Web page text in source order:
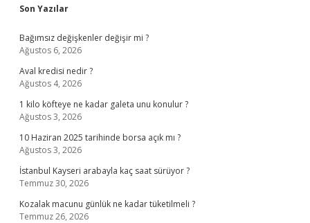
Sidebar
Son Yazılar
Bağımsız değişkenler değişir mi ?
Ağustos 6, 2026
Aval kredisi nedir ?
Ağustos 4, 2026
1 kilo köfteye ne kadar galeta unu konulur ?
Ağustos 3, 2026
10 Haziran 2025 tarihinde borsa açık mı ?
Ağustos 3, 2026
İstanbul Kayseri arabayla kaç saat sürüyor ?
Temmuz 30, 2026
Kozalak macunu günlük ne kadar tüketilmeli ?
Temmuz 26, 2026